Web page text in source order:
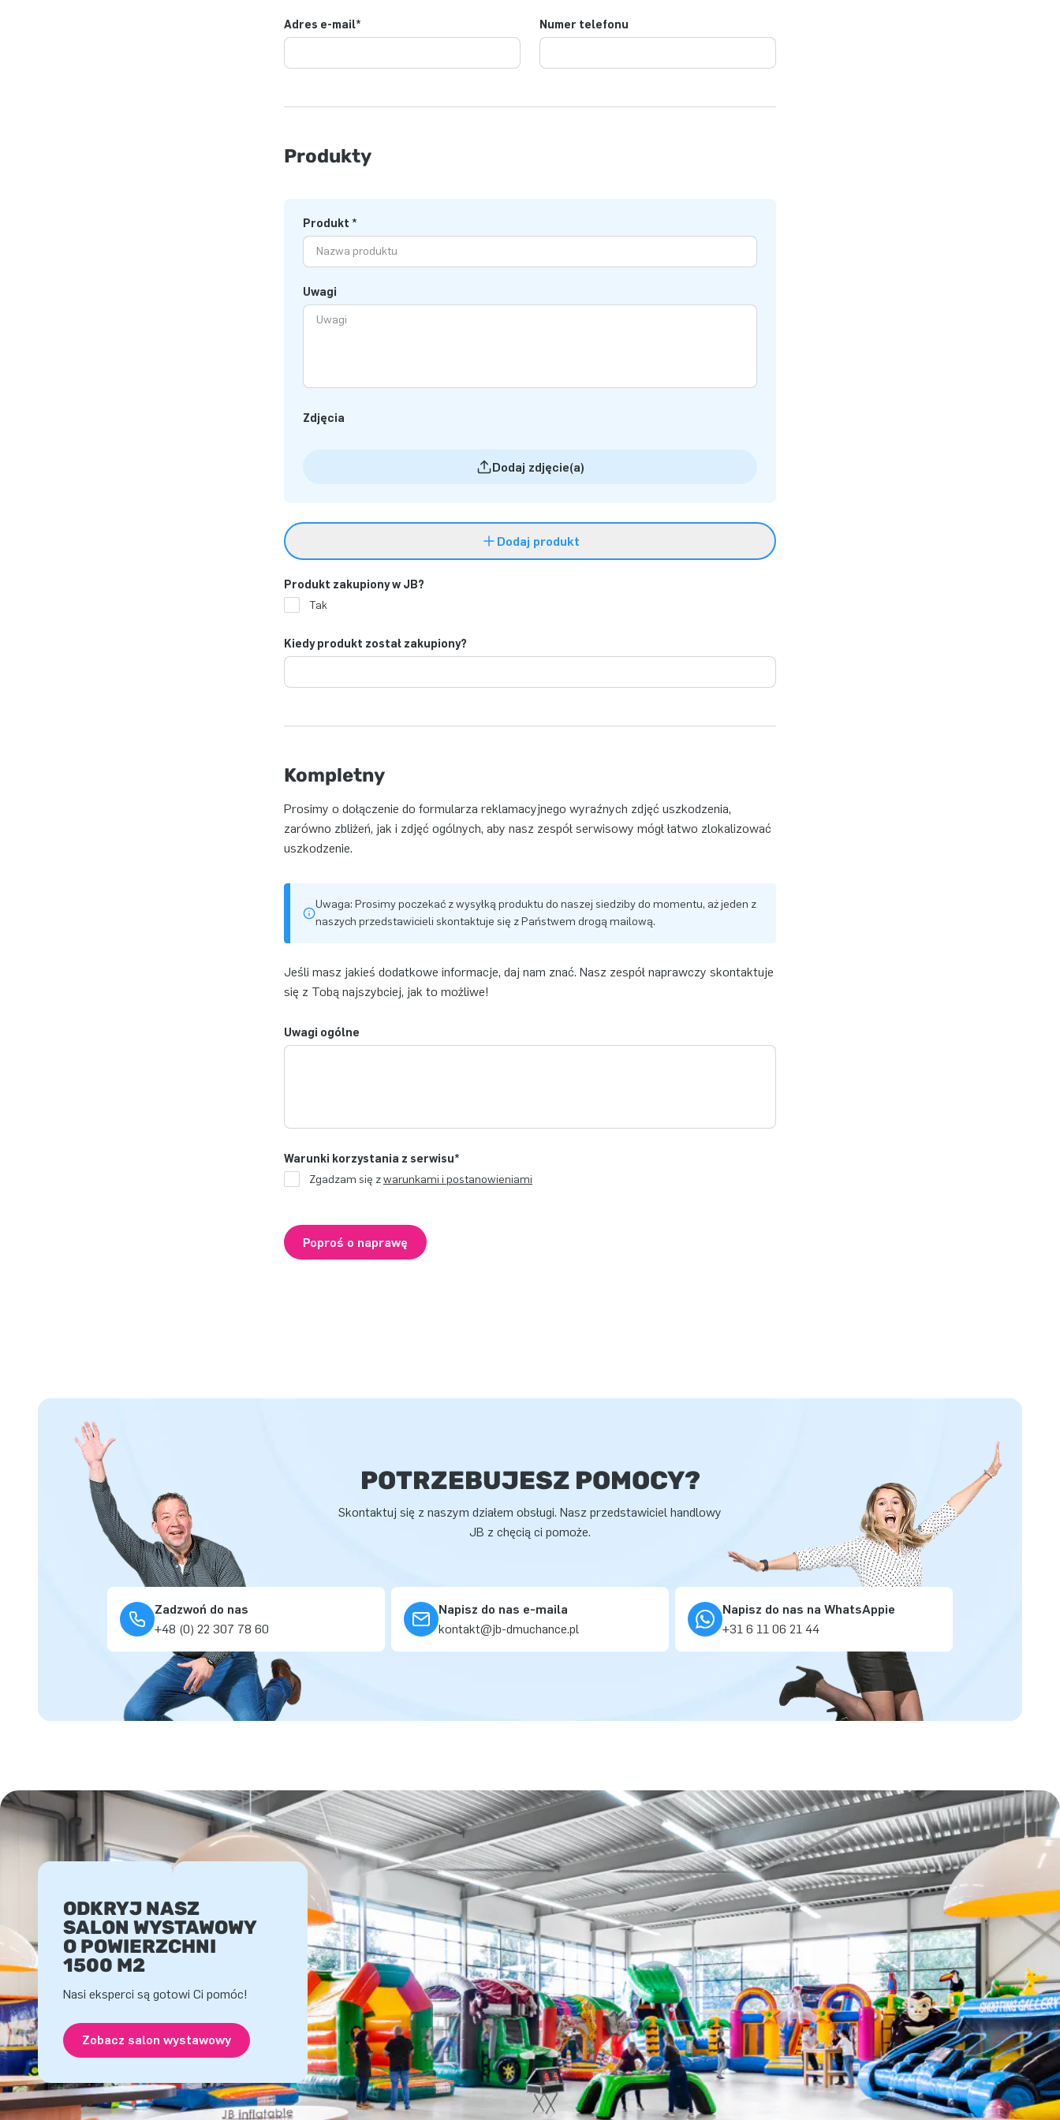
Adres e-mail* Numer telefonu
Produkty
Produkt *
Uwagi
Zdjęcia
Dodaj zdjęcie(a)
Dodaj produkt
Produkt zakupiony w JB?
Tak
Kiedy produkt został zakupiony?
Kompletny
Prosimy o dołączenie do formularza reklamacyjnego wyraźnych zdjęć uszkodzenia,
zarówno zbliżeń, jak i zdjęć ogólnych, aby nasz zespół serwisowy mógł łatwo zlokalizować
uszkodzenie.
Uwaga: Prosimy poczekać z wysyłką produktu do naszej siedziby do momentu, aż jeden z
naszych przedstawicieli skontaktuje się z Państwem drogą mailową.
Jeśli masz jakieś dodatkowe informacje, daj nam znać. Nasz zespół naprawczy skontaktuje
się z Tobą najszybciej, jak to możliwe!
Uwagi ogólne
Warunki korzystania z serwisu*
Zgadzam się zwarunkami i postanowieniami
Poproś o naprawę
POTRZEBUJESZ POMOCY?
Skontaktuj się z naszym działem obsługi. Nasz przedstawiciel handlowy
JB z chęcią ci pomoże.
Zadzwoń do nas
+48 (0) 22 307 78 60
Napisz do nas e-maila
kontakt@jb-dmuchance.pl
Napisz do nas na WhatsAppie
+31 6 11 06 21 44
ODKRYJ NASZ
SALON WYSTAWOWY
O POWIERZCHNI
1500 M2
Nasi eksperci są gotowi Ci pomóc!
Zobacz salon wystawowy